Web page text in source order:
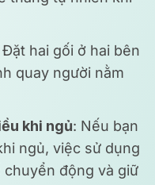
Đặt hai gối ở hai bên
quay người nằm
khi ngủ: Nếu bạn
ngủ, việc sử dụng
động và giữ